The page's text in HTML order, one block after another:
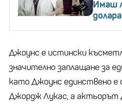
Имаш
Джоунс е истински
значително заплащане за
като Джоунс единствено е
Джордж Лукас, а актьорът